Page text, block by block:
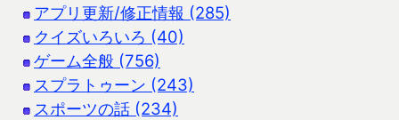
アプリ更新/修正情報 (285)
クイズいろいろ (40)
ゲーム全般 (756)
スプラトゥーン (243)
スポーツの話 (234)